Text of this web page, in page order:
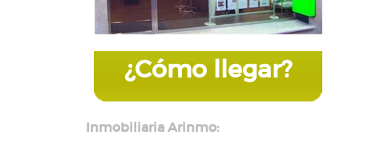
¿Cómo llegar?
Inmobiliaria Arinmo: